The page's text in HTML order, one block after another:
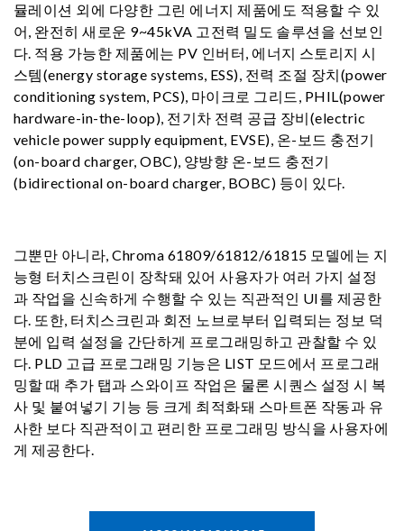
뮬레이션 외에 다양한 그린 에너지 제품에도 적용할 수 있
어, 완전히 새로운 9~45kVA 고전력 밀도 솔루션을 선보인
다. 적용 가능한 제품에는 PV 인버터, 에너지 스토리지 시
스템(energy storage systems, ESS), 전력 조절 장치(power
conditioning system, PCS), 마이크로 그리드, PHIL(power
hardware-in-the-loop), 전기차 전력 공급 장비(electric
vehicle power supply equipment, EVSE), 온-보드 충전기
(on-board charger, OBC), 양방향 온-보드 충전기
(bidirectional on-board charger, BOBC) 등이 있다.
그뿐만 아니라, Chroma 61809/61812/61815 모델에는 지
능형 터치스크린이 장착돼 있어 사용자가 여러 가지 설정
과 작업을 신속하게 수행할 수 있는 직관적인 UI를 제공한
다. 또한, 터치스크린과 회전 노브로부터 입력되는 정보 덕
분에 입력 설정을 간단하게 프로그래밍하고 관찰할 수 있
다. PLD 고급 프로그래밍 기능은 LIST 모드에서 프로그래
밍할 때 추가 탭과 스와이프 작업은 물론 시퀀스 설정 시 복
사 및 붙여넣기 기능 등 크게 최적화돼 스마트폰 작동과 유
사한 보다 직관적이고 편리한 프로그래밍 방식을 사용자에
게 제공한다.